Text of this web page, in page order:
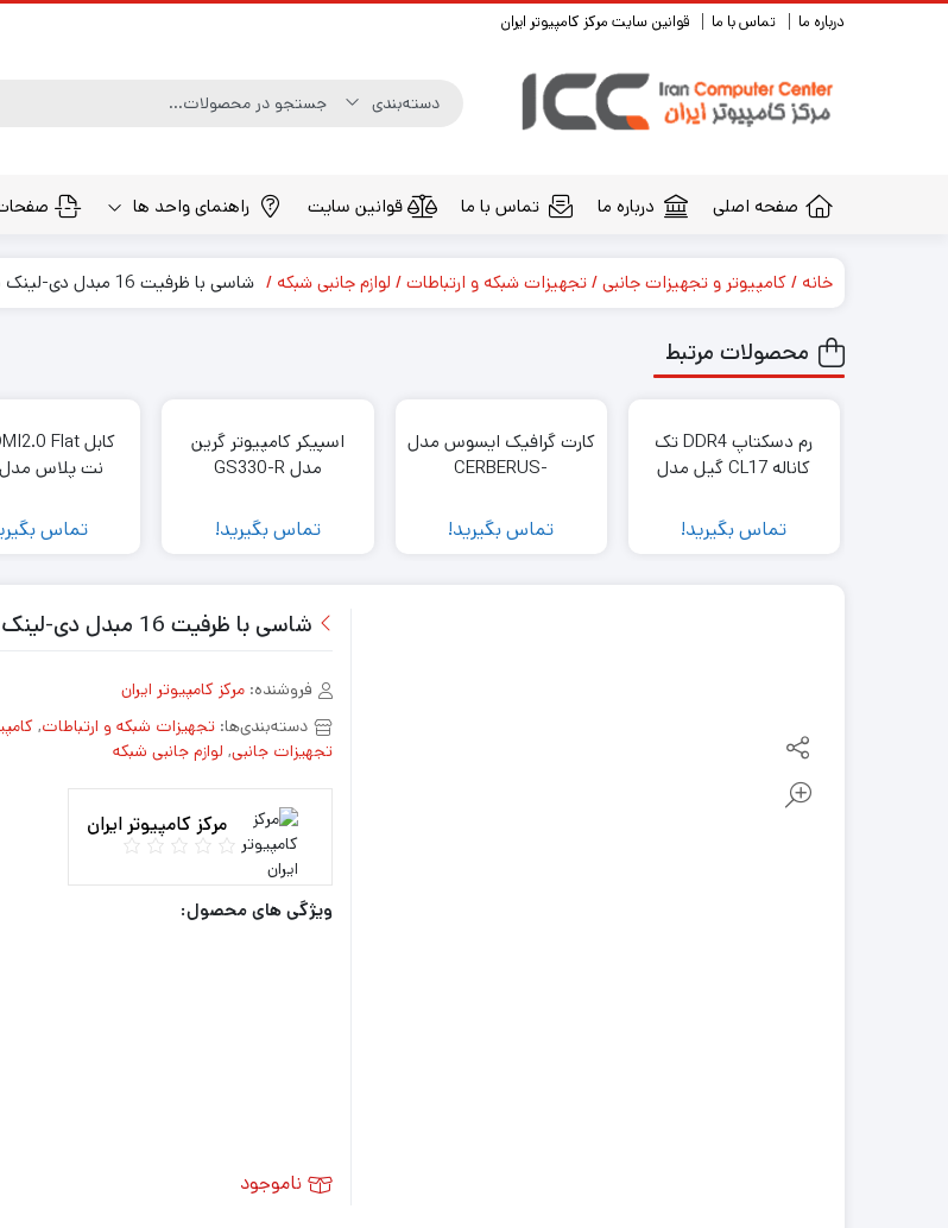
درباره ما تماس با ما قوانین سایت مرکز کامپیوتر ایران
صفحه اصلی درباره ما تماس با ما قوانین سایت راهنمای واحد ها
خانه کامپیوتر و تجهیزات جانبی تجهیزات شبکه و ارتباطات لوازم جانبی شبکه شاسی با ظرفیت 16 مبدل دی-لینک مدل DMC-1000
محصولات مرتبط
رم دسکتاپ DDR4 تک
کاناله CL17 گیل مدل
تماس بگیرید!
کارت گرافیک ایسوس مدل
CERBERUS-
تماس بگیرید!
اسپیکر کامپیوتر گرین
مدل GS330-R
تماس بگیرید! تماس
شاسی با ظرفیت 16 مبدل دی-لینک مدل DMC-1000
فروشنده:مرکز کامپیوتر ایران
دسته‌بندی‌ها:تجهیزات شبکه و ارتباطات,
تجهیزات جانبی, لوازم جانبی شبکه
مرکز کامپیوتر ایران
ویژگی های محصول:
ناموجود